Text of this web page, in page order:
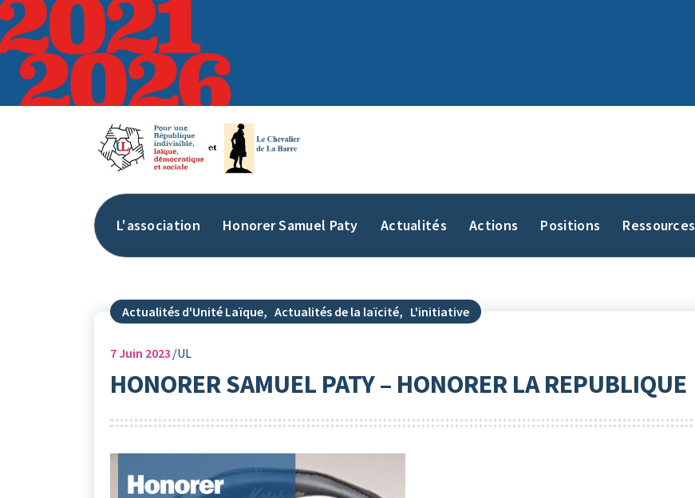
Aller
au
contenu
L'association Honorer Samuel Paty Actualités Actions Positions Ressources
Actualités d'Unité Laïque, Actualités de la laïcité, L'initiative
7Juin 2023 UL
HONORER SAMUEL PATY – HONORER LA REPUBLIQUE